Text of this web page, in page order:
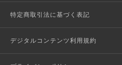
特定商取引法に基づく表記
デジタルコンテンツ利用規約